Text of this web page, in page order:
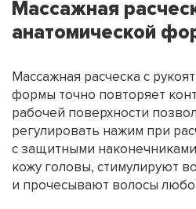
Массажная
анатомической
Массажная расческа с
формы точно повторяет
рабочей поверхности
регулировать нажим при
с защитными
кожу головы, стимулируют
и прочесывают волосы